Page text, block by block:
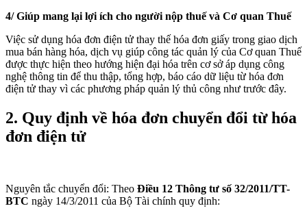
4/ Giúp mang lại lợi ích cho người nộp thuế và Cơ quan Thuế
Việc sử dụng hóa đơn điện tử thay thế hóa đơn giấy trong giao dịch
mua bán hàng hóa, dịch vụ giúp công tác quản lý của Cơ quan Thuế
được thực hiện theo hướng hiện đại hóa trên cơ sở áp dụng công
nghệ thông tin để thu thập, tổng hợp, báo cáo dữ liệu từ hóa đơn
điện tử thay vì các phương pháp quản lý thủ công như trước đây.
2. Quy định về hóa đơn chuyển đổi từ hóa
đơn điện tử
Nguyên tắc chuyển đổi: Theo Điều 12 Thông tư số 32/2011/TT-
BTC ngày 14/3/2011 của Bộ Tài chính quy định: